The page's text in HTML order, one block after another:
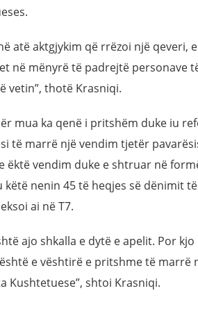
atë aktgjykim që rrëzoi një qeveri,
në mënyrë të padrejtë personave
vetin”, thotë Krasniqi.
mua ka qenë i pritshëm duke iu
të marrë një vendim tjetër
ëktë vendim duke e shtruar në
këtë nenin 45 të heqjes së dënimit
ai në T7.
ajo shkalla e dytë e apelit. Por
e vështirë e pritshme të marrë
Kushtetuese”, shtoi Krasniqi.